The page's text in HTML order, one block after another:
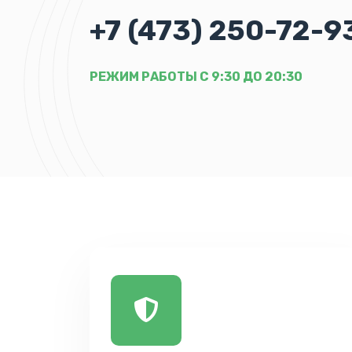
+7 (473) 250-72-
РЕЖИМ РАБОТЫ С 9:30 ДО 20:30